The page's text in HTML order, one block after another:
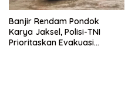
Banjir Rendam Pondok
Karya Jaksel, Polisi-TNI
Prioritaskan Evakuasi